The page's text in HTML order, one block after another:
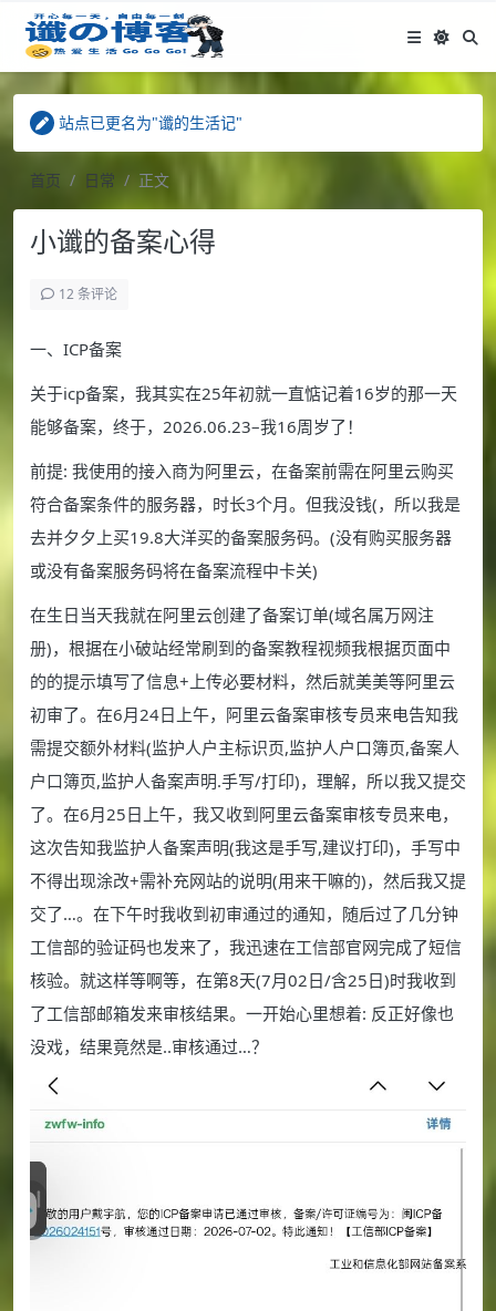
站点已更名为"谶的生活记"
Hank - 谶的生活记 订阅APP上线
"链接通讯"插件 已发布
站点已更名为"谶的生活记"
Hank - 谶的生活记 订阅APP上线
首页
日常 正文
小谶的备案心得
12 条评论
一、ICP备案
关于icp备案，我其实在25年初就一直惦记着16岁的那一天
能够备案，终于，2026.06.23–我16周岁了！
前提: 我使用的接入商为阿里云，在备案前需在阿里云购买
符合备案条件的服务器，时长3个月。但我没钱(，所以我是
去并夕夕上买19.8大洋买的备案服务码。(没有购买服务器
或没有备案服务码将在备案流程中卡关)
在生日当天我就在阿里云创建了备案订单(域名属万网注
册)，根据在小破站经常刷到的备案教程视频我根据页面中
的的提示填写了信息+上传必要材料，然后就美美等阿里云
初审了。在6月24日上午，阿里云备案审核专员来电告知我
需提交额外材料(监护人户主标识页,监护人户口簿页,备案人
户口簿页,监护人备案声明.手写/打印)，理解，所以我又提交
了。在6月25日上午，我又收到阿里云备案审核专员来电，
这次告知我监护人备案声明(我这是手写,建议打印)，手写中
不得出现涂改+需补充网站的说明(用来干嘛的)，然后我又提
交了…。在下午时我收到初审通过的通知，随后过了几分钟
工信部的验证码也发来了，我迅速在工信部官网完成了短信
核验。就这样等啊等，在第8天(7月02日/含25日)时我收到
了工信部邮箱发来审核结果。一开始心里想着: 反正好像也
没戏，结果竟然是..审核通过…？